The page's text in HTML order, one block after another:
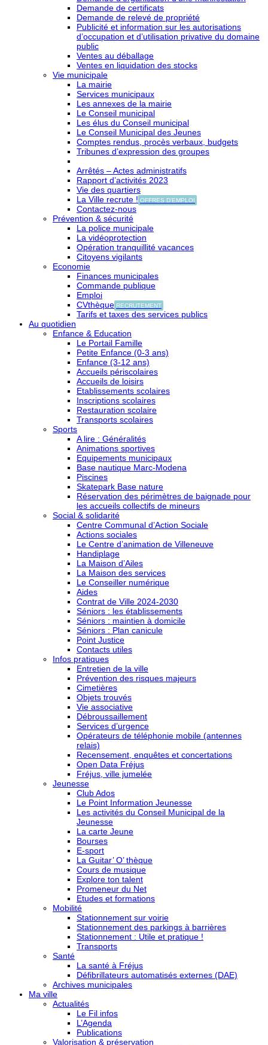
Demande de certificats
Demande de relevé de propriété
Publicité et information sur les autorisations
d’occupation et d’utilisation privative du domaine
public
Ventes au déballage
Ventes en liquidation des stocks
Vie municipale
La mairie
Services municipaux
Les annexes de la mairie
Le Conseil municipal
Les élus du Conseil municipal
Le Conseil Municipal des Jeunes
Comptes rendus, procès verbaux, budgets
Tribunes d’expression des groupes
Arrêtés – Actes administratifs
Rapport d’activités 2023
Vie des quartiers
La Ville recrute ! OFFRES D'EMPLOI
Contactez-nous
Prévention & sécurité
La police municipale
La vidéoprotection
Opération tranquillité vacances
Citoyens vigilants
Economie
Finances municipales
Commande publique
Emploi
CVthèque RECRUTEMENT
Tarifs et taxes des services publics
Au quotidien
Enfance & Education
Le Portail Famille
Petite Enfance (0-3 ans)
Enfance (3-12 ans)
Accueils périscolaires
Accueils de loisirs
Etablissements scolaires
Inscriptions scolaires
Restauration scolaire
Transports scolaires
Sports
A lire : Généralités
Animations sportives
Equipements municipaux
Base nautique Marc-Modena
Piscines
Skatepark Base nature
Réservation des périmètres de baignade pour
les accueils collectifs de mineurs
Social & solidarité
Centre Communal d’Action Sociale
Actions sociales
Le Centre d’animation de Villeneuve
Handiplage
La Maison d’Ailes
La Maison des services
Le Conseiller numérique
Aides
Contrat de Ville 2024-2030
Séniors : les établissements
Séniors : maintien à domicile
Séniors : Plan canicule
Point Justice
Contacts utiles
Infos pratiques
Entretien de la ville
Prévention des risques majeurs
Cimetières
Objets trouvés
Vie associative
Débroussaillement
Services d’urgence
Opérateurs de téléphonie mobile (antennes
relais)
Recensement, enquêtes et concertations
Open Data Fréjus
Fréjus, ville jumelée
Jeunesse
Club Ados
Le Point Information Jeunesse
Les activités du Conseil Municipal de la
Jeunesse
La carte Jeune
Bourses
E-sport
La Guitar’ O’ thèque
Cours de musique
Explore ton talent
Promeneur du Net
Etudes et formations
Mobilité
Stationnement sur voirie
Stationnement des parkings à barrières
Stationnement : Utile et pratique !
Transports
Santé
La santé à Fréjus
Défibrillateurs automatisés externes (DAE)
Archives municipales
Ma ville
Actualités
Le Fil infos
L’Agenda
Publications
Valorisation & préservation